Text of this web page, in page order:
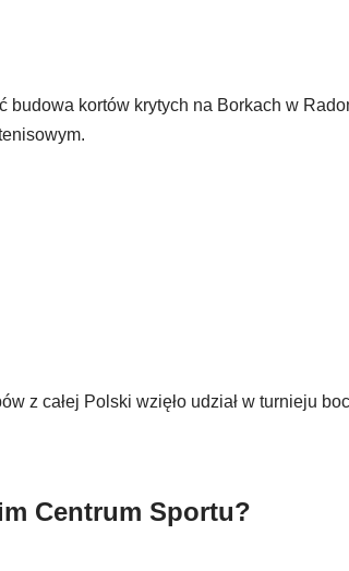
budowa kortów krytych na Borkach w
z całej Polski wzięło udział w turnieju
Centrum Sportu?